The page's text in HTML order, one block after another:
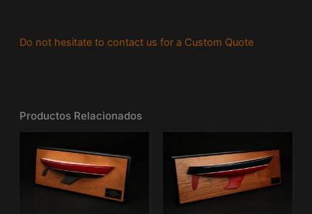
Do not hesitate to contact us for a Custom Quote
Productos Relacionados